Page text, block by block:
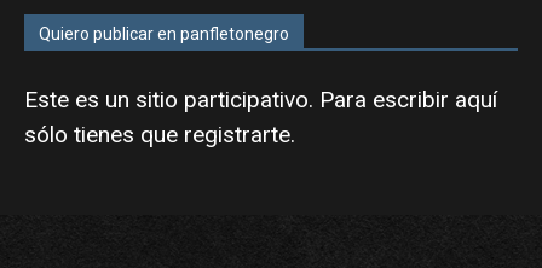
Quiero publicar en panfletonegro
Este es un sitio participativo. Para escribir aquí
sólo tienes que registrarte.